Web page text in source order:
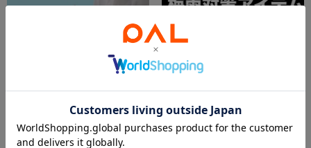
新さっぽろサンピアザ店
3COINS
2026.05.26
NEW☔️🧺梅雨対策アイテム🐸☀️
ベルモール宇都宮店
3COINS